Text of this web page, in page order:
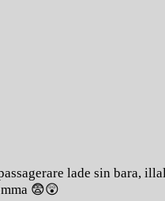
lade sin bara,
😨😲